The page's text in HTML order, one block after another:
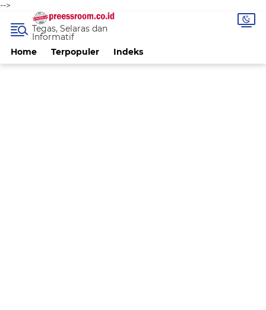
-->
Home Terpopuler Indeks
Tegas, Selaras dan
Informatif